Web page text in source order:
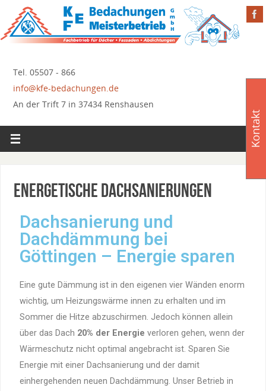
Tel. 05507 - 866
info@kfe-bedachungen.de
An der Trift 7 in 37434 Renshausen
Energetische Dachsanierungen
Dachsanierung und
Dachdämmung bei
Göttingen – Energie sparen
Eine gute Dämmung ist in den eigenen vier Wänden enorm
wichtig, um Heizungswärme innen zu erhalten und im
Sommer die Hitze abzuschirmen. Jedoch können allein
über das Dach 20% der Energie verloren gehen, wenn der
Wärmeschutz nicht optimal angebracht ist. Sparen Sie
Energie mit einer Dachsanierung und der damit
einhergehenden neuen Dachdämmung. Unser Betrieb in
Kontakt